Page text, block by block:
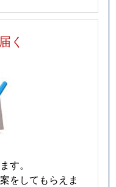
く
す。
をしてもらえま